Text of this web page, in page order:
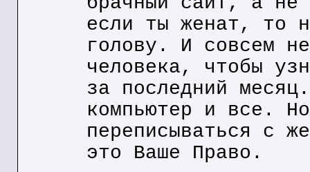
если ты женат, то
голову. И совсем
человека, чтобы
за последний
компьютер и все.
переписываться с
это Ваше Право.